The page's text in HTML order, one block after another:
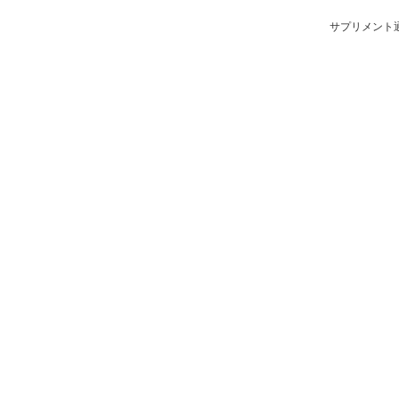
サプリメント